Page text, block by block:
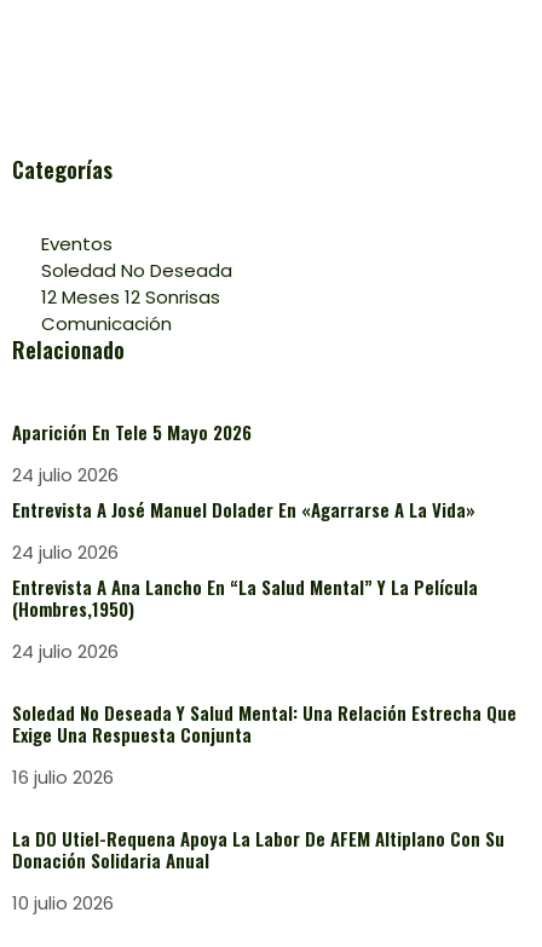
Categorías
Eventos
Soledad No Deseada
12 Meses 12 Sonrisas
Comunicación
Relacionado
Aparición En Tele 5 Mayo 2026
24 julio 2026
Entrevista A José Manuel Dolader En «Agarrarse A La Vida»
24 julio 2026
Entrevista A Ana Lancho En “La Salud Mental” Y La Película
(Hombres,1950)
24 julio 2026
Soledad No Deseada Y Salud Mental: Una Relación Estrecha Que
Exige Una Respuesta Conjunta
16 julio 2026
La DO Utiel-Requena Apoya La Labor De AFEM Altiplano Con Su
Donación Solidaria Anual
10 julio 2026